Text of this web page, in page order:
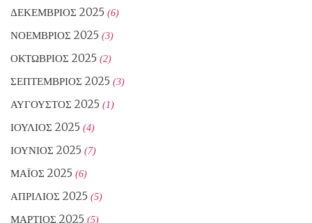
ΔΕΚΈΜΒΡΙΟΣ 2025 (6)
ΝΟΈΜΒΡΙΟΣ 2025 (3)
ΟΚΤΏΒΡΙΟΣ 2025 (2)
ΣΕΠΤΈΜΒΡΙΟΣ 2025 (3)
ΑΎΓΟΥΣΤΟΣ 2025 (1)
ΙΟΎΛΙΟΣ 2025 (4)
ΙΟΎΝΙΟΣ 2025 (7)
ΜΆΙΟΣ 2025 (6)
ΑΠΡΊΛΙΟΣ 2025 (5)
ΜΆΡΤΙΟΣ 2025 (5)